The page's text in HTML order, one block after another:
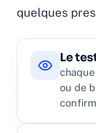
quelques
Le
ou de